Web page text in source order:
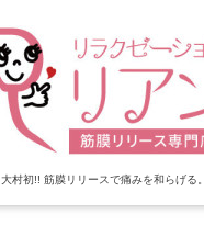
大村初!! 筋膜リリースで痛みを和らげる。